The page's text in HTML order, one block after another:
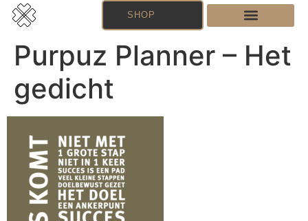
SHOP
Purpuz Planner – Het
gedicht